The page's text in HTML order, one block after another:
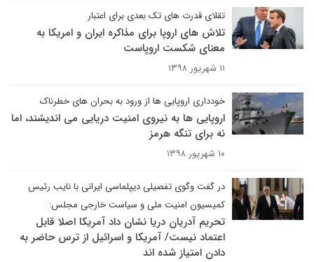
تقلای قدرت های تک بعدی برای اعتبار
تلاش های اروپا برای مذاکره ایران و امریکا به
معنای شکست اروپاست
۱۱ شهریور ۱۳۹۸
خودداری اروپایی ها از ورود به بحران های خطرناک
اروپایی ها به نیروی امنیت دریایی می اندیشند، اما
نه برای تنگه هرمز
۱۰ شهریور ۱۳۹۸
در گفت وگوی تفصیلی دیپلماسی ایرانی با نایب رئیس
کمیسیون امنیت ملی و سیاست خارجی مجلس:
تحریم آدریان دریا نشان داد آمریکا اصلا قابل
اعتماد نیست/ آمریکا و اسرائیل از ترس حاضر به
دادن امتیاز شده اند